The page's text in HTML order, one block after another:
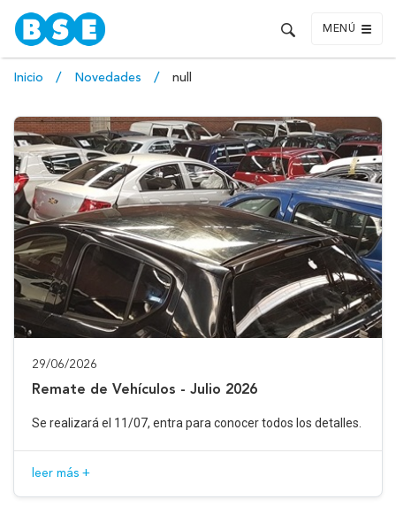
MENÚ
Inicio Novedades null
29/06/2026
Remate de Vehículos - Julio 2026
Se realizará el 11/07, entra para conocer todos los detalles.
leer más +